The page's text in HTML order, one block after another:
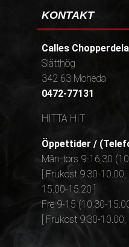
KONTAKT
Calles
Slätthög
342 63 Moheda
0472-77131
HITTA HIT
Öppettider /
Mån-tors 9-16,30
[ Frukost 9.30-
15.00-15.20 ]
Fre 9-15 (10.30-
[ Frukost 9.30-